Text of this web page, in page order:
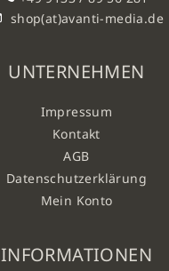
shop(at)avanti-media.de
UNTERNEHMEN
Impressum
Kontakt
AGB
Datenschutzerklärung
Mein Konto
INFORMATIONEN